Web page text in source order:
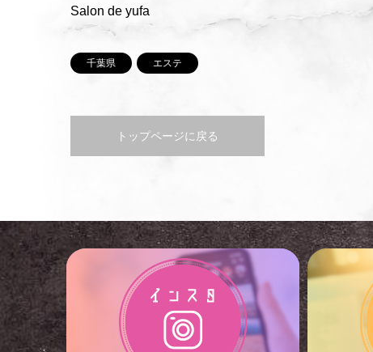
Salon de yufa
千葉県 エステ
トップページに戻る